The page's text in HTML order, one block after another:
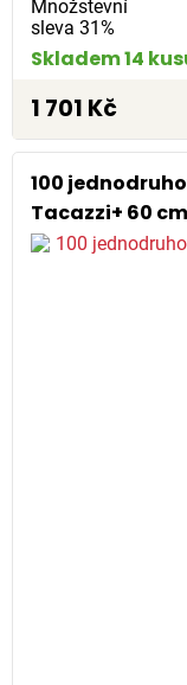
Množstevní
sleva 31%
Skladem 14
1 701 Kč
100
Tacazzi+ 60